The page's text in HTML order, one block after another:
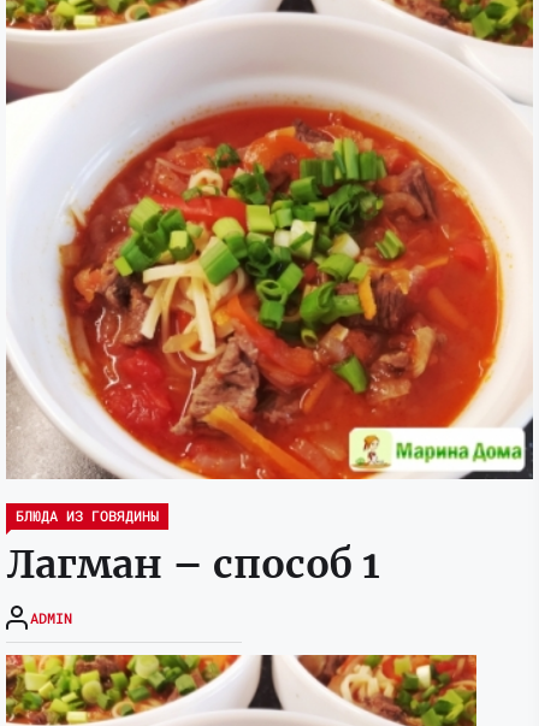
БЛЮДА ИЗ ГОВЯДИНЫ
Лагман – способ 1
ADMIN